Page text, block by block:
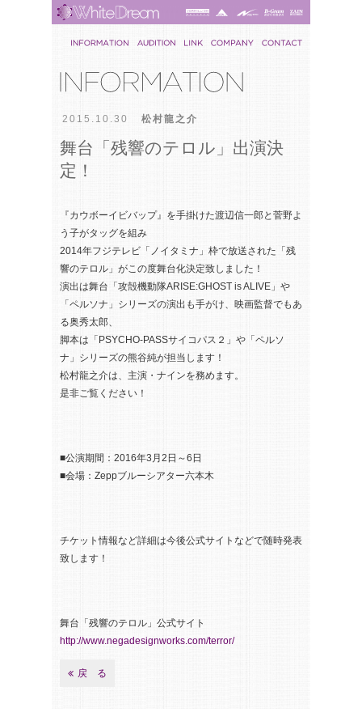
2015.10.30 松村龍之介
舞台「残響のテロル」出演決
定！
『カウボーイビバップ』を手掛けた渡辺信一郎と菅野よ
う子がタッグを組み
2014年フジテレビ「ノイタミナ」枠で放送された「残
響のテロル」がこの度舞台化決定致しました！
演出は舞台「攻殻機動隊ARISE:GHOST is ALIVE」や
「ペルソナ」シリーズの演出も手がけ、映画監督でもあ
る奥秀太郎、
脚本は「PSYCHO-PASSサイコパス２」や「ペルソ
ナ」シリーズの熊谷純が担当します！
松村龍之介は、主演・ナインを務めます。
是非ご覧ください！
■公演期間：2016年3月2日～6日
■会場：Zeppブルーシアター六本木
チケット情報など詳細は今後公式サイトなどで随時発表
致します！
舞台「残響のテロル」公式サイト
http://www.negadesignworks.com/terror/
戻 る